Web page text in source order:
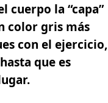
cuerpo la “capa”
color gris más
con el ejercicio,
que es